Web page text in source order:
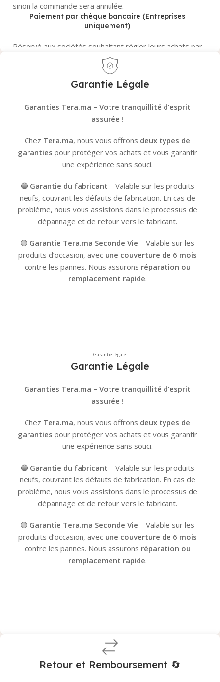
sinon la commande sera annulée.
Paiement par chèque bancaire (Entreprises
uniquement)
Réservé aux sociétés souhaitant régler leurs achats par
La commande sera confirmée uniquement après
encaissement et validationdu chèque par notre
Besoin d’aide ?Notre service client est disponible pour
répondre à toutes vos questions sur les paiements !
Garantie Légale
Garanties Tera.ma – Votre tranquillité d’esprit
assurée !
Chez Tera.ma, nous vous offrons deux types de
garanties pour protéger vos achats et vous garantir
une expérience sans souci.
🔵 Garantie du fabricant – Valable sur les produits
neufs, couvrant les défauts de fabrication. En cas de
problème, nous vous assistons dans le processus de
dépannage et de retour vers le fabricant.
🟢 Garantie Tera.ma Seconde Vie – Valable sur les
produits d’occasion, avec une couverture de 6 mois
contre les pannes. Nous assurons réparation ou
remplacement rapide.
👉Tous les détails ici
Garantie légale
Garantie Légale
Garanties Tera.ma – Votre tranquillité d’esprit
assurée !
Chez Tera.ma, nous vous offrons deux types de
garanties pour protéger vos achats et vous garantir
une expérience sans souci.
🔵 Garantie du fabricant – Valable sur les produits
neufs, couvrant les défauts de fabrication. En cas de
problème, nous vous assistons dans le processus de
dépannage et de retour vers le fabricant.
🟢 Garantie Tera.ma Seconde Vie – Valable sur les
produits d’occasion, avec une couverture de 6 mois
contre les pannes. Nous assurons réparation ou
remplacement rapide.
Tous les détails ici
Retour et Remboursement 🔄